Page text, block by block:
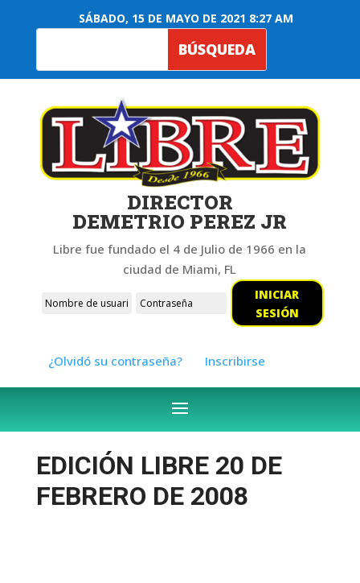
SÁBADO, 15 DE MAYO DE 2021 8:27 AM
DIRECTOR
DEMETRIO PEREZ JR
Libre fue fundado el 4 de Julio de 1966 en la
ciudad de Miami, FL
INICIAR
SESIÓN
¿Olvidó su contraseña? Inscribirse
EDICIÓN LIBRE 20 DE
FEBRERO DE 2008